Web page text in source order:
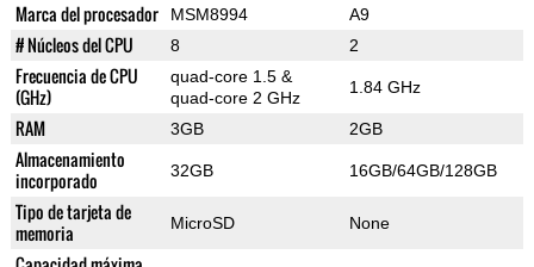
Marca del procesador MSM8994 A9
# Núcleos del CPU 8 2
Frecuencia de CPU
(GHz)
quad-core 1.5 &
quad-core 2 GHz
1.84 GHz
RAM 3GB 2GB
Almacenamiento
incorporado
32GB 16GB/64GB/128GB
Tipo de tarjeta de
memoria
MicroSD None